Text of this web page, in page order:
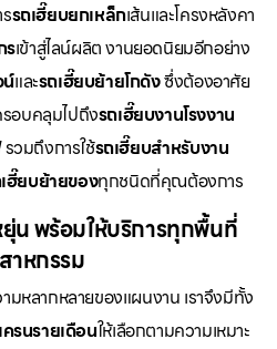
รถเฮี๊ยบยกเหล็กเส้นและโครงหลังคา
รเข้าสู่ไลน์ผลิต งานยอดนิยมอีกอย่าง
และรถเฮี๊ยบย้ายโกดังซึ่งต้องอาศัย
รอบคลุมไปถึงรถเฮี๊ยบงานโรงงาน
รวมถึงการใช้รถเฮี๊ยบสำหรับงาน
ฮี๊ยบย้ายของทุกชนิดที่คุณต้องการ
น พร้อมให้บริการทุกพื้นที่
าหกรรม
ามหลากหลายของแผนงาน เราจึงมีทั้ง
ครนรายเดือนให้เลือกตามความเหมาะ